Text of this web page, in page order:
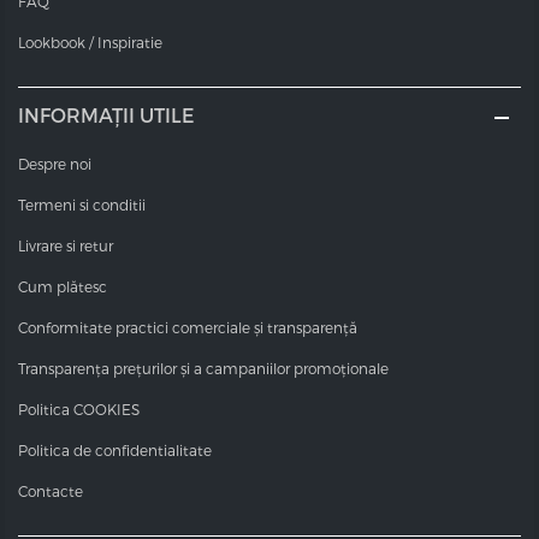
Lookbook / Inspiratie
INFORMAȚII UTILE
Despre noi
Termeni si conditii
Livrare si retur
Cum plătesc
Conformitate practici comerciale și transparență
Transparența prețurilor și a campaniilor promoționale
Politica COOKIES
Politica de confidentialitate
Contacte